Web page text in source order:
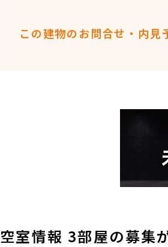
この建物のお問合せ・内見
空室情報 3部屋の募集